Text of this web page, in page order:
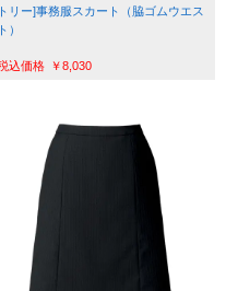
トリー]事務服スカート（脇ゴムウエス
ト）
￥8,030